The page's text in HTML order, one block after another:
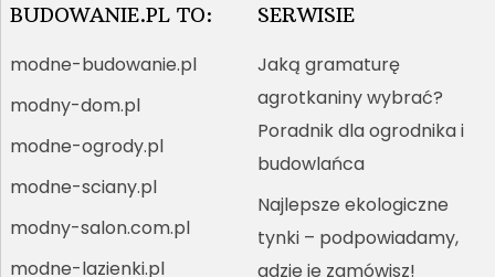
BUDOWANIE.PL TO:
modne-budowanie.pl
modny-dom.pl
modne-ogrody.pl
modne-sciany.pl
modny-salon.com.pl
modne-lazienki.pl
SERWISIE
Jaką gramaturę
agrotkaniny wybrać?
Poradnik dla ogrodnika i
budowlańca
Najlepsze ekologiczne
tynki – podpowiadamy,
gdzie je zamówisz!